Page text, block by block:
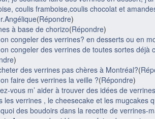
coulis framboise,coulis chocolat et
(Répondre)
à base de chorizo(Répondre)
congeler des verrines? en desserts ou en
congeler des verrines de toutes sortes
)
des verrines pas chères à Montréal?(
faire des verrines la veille ?(Répondre)
vous m’ aider à trouver des idées de
les verrines , le cheesecake et les mugcakes
des boudoirs dans la recette de verrines-